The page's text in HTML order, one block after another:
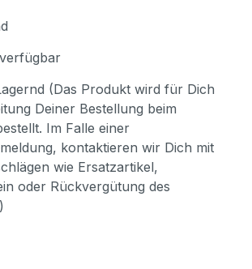
(Das Produkt wird für Dich
Deiner Bestellung beim
Im Falle einer
kontaktieren wir Dich mit
wie Ersatzartikel,
oder Rückvergütung des